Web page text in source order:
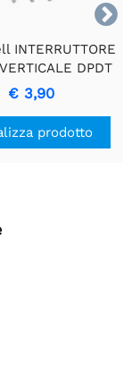

INTERRUTTORE
DPDT
ON-ON
€ 3,90
prodotto